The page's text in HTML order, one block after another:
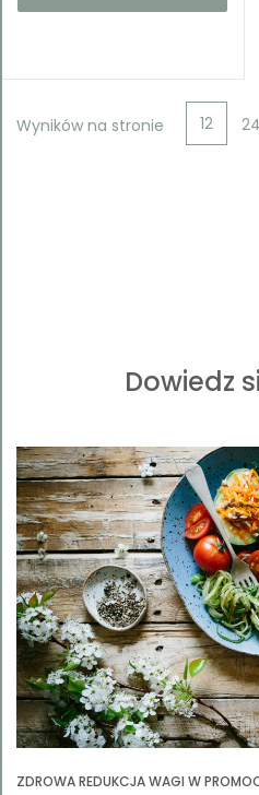
Wyników na stronie 12 24
Dowiedz
ZDROWA REDUKCJA WAGI W